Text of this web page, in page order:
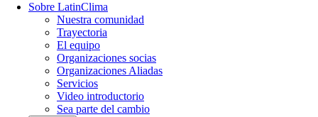
Navegación
Sobre LatinClima
Nuestra comunidad
Trayectoria
El equipo
Organizaciones socias
Organizaciones Aliadas
Servicios
Video introductorio
Sea parte del cambio